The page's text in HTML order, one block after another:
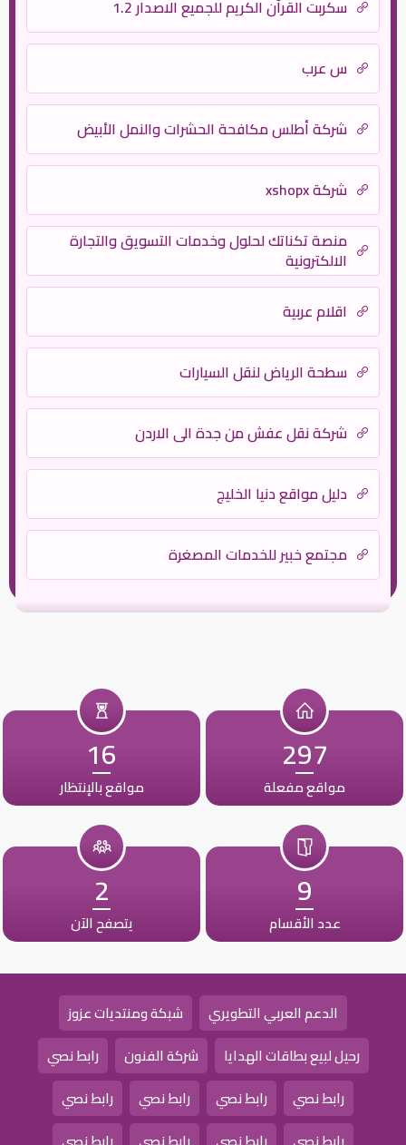
سكربت القرآن الكريم للجميع الاصدار 1.2
س عرب
شركة أطلس مكافحة الحشرات والنمل الأبيض
شركة xshopx
منصة تكناتك لحلول وخدمات التسويق والتجارة
الالكترونية
اقلام عربية
سطحة الرياض لنقل السيارات
شركة نقل عفش من جدة الى الاردن
دليل مواقع دنيا الخليج
مجتمع خبير للخدمات المصغرة
297
مواقع مفعلة
16
مواقع بالإنتظار
9
عدد الأقسام
2
يتصفح الآن
الدعم العربي التطويري
شبكة ومنتديات عزوز
رحيل لبيع بطاقات الهدايا
شركة الفنون
رابط نصي
رابط نصي
رابط نصي رابط نصي
رابط نصي